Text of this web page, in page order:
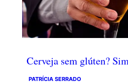
Cerveja sem glúten?
PATRÍCIA SERRADO